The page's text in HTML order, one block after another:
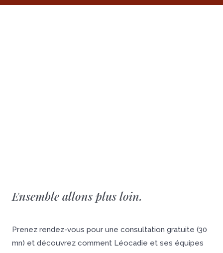
Ensemble allons plus loin.
Prenez rendez-vous pour une consultation gratuite (30
mn) et découvrez comment Léocadie et ses équipes